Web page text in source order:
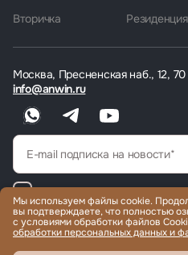
Москва, Пресненская наб., 12,
info@anwin.ru
Согласенс политикой обработки
Согласен получать рекламные/
Вторичка
Резиденция
Мы используем файлы cookie.
вы подтверждаете, что полностью
с условиями обработки файлов
обработки персональных данных и